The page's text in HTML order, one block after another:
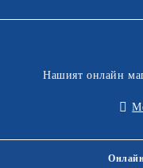
Нашият онлайн